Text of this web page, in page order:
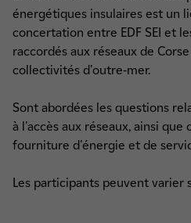
énergétiques insulaires est un
concertation entre EDF SEI et
raccordés aux réseaux de
collectivités d'outre-mer.
Sont abordées les questions
à l'accès aux réseaux, ainsi que
fourniture d'énergie et de
Les participants peuvent varier